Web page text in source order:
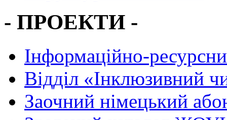
- ПРОЕКТИ -
Інформаційно-
Вiддiл «Інклюзивний
Заочний німецький